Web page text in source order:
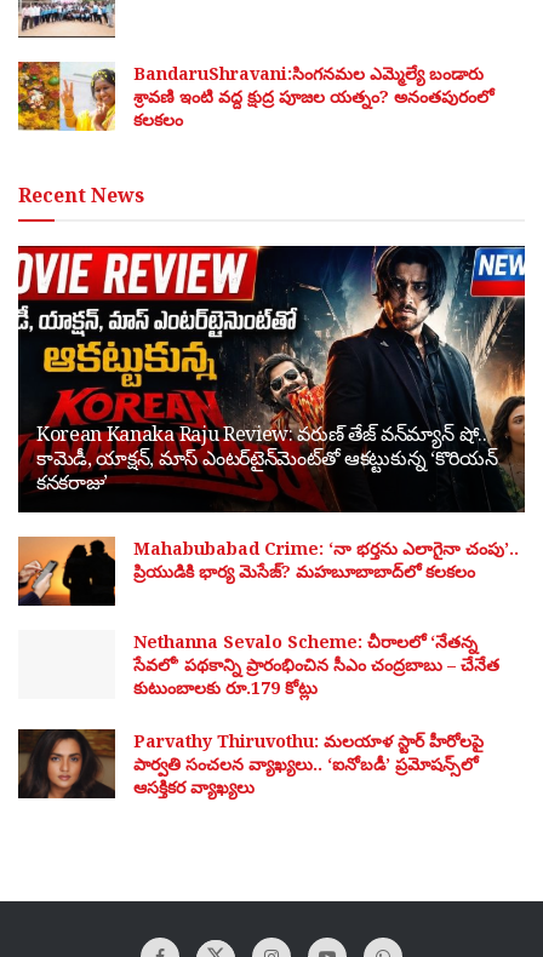
BandaruShravani:సింగనమల ఎమ్మెల్యే బండారు
శ్రావణి ఇంటి వద్ద క్షుద్ర పూజల యత్నం? అనంతపురంలో
కలకలం
Recent News
Korean Kanaka Raju Review: వరుణ్ తేజ్ వన్‌మ్యాన్ షో..
కామెడీ, యాక్షన్, మాస్ ఎంటర్‌టైన్‌మెంట్‌తో ఆకట్టుకున్న ‘కొరియన్
కనకరాజు’
Mahabubabad Crime: ‘నా భర్తను ఎలాగైనా చంపు’..
ప్రియుడికి భార్య మెసేజ్? మహబూబాబాద్‌లో కలకలం
Nethanna Sevalo Scheme: చీరాలలో ‘నేతన్న
సేవలో’ పథకాన్ని ప్రారంభించిన సీఎం చంద్రబాబు – చేనేత
కుటుంబాలకు రూ.179 కోట్లు
Parvathy Thiruvothu: మలయాళ స్టార్ హీరోలపై
పార్వతి సంచలన వ్యాఖ్యలు.. ‘ఐనోబడీ’ ప్రమోషన్స్‌లో
ఆసక్తికర వ్యాఖ్యలు